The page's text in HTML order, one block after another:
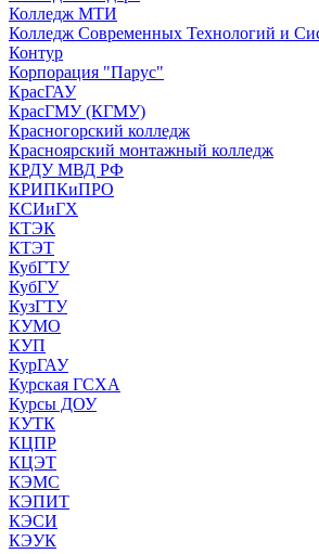
Колледж МТИ
Колледж Современных Технологий и
Контур
Корпорация "Парус"
КрасГАУ
КрасГМУ (КГМУ)
Красногорский колледж
Красноярский монтажный колледж
КРДУ МВД РФ
КРИПКиПРО
КСИиГХ
КТЭК
КТЭТ
КубГТУ
КубГУ
КузГТУ
КУМО
КУП
КурГАУ
Курская ГСХА
Курсы ДОУ
КУТК
КЦПР
КЦЭТ
КЭМС
КЭПИТ
КЭСИ
КЭУК